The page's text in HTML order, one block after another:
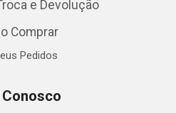
e Devolução
Comprar
Pedidos
Conosco